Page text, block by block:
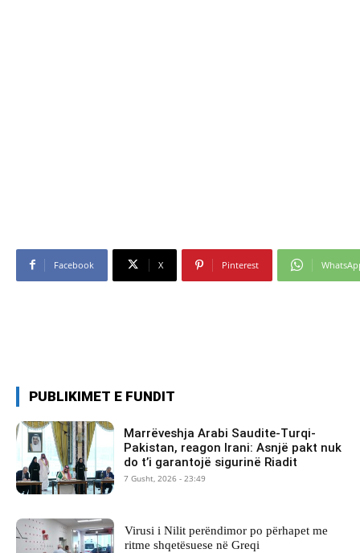
Facebook X Pinterest
PUBLIKIMET E FUNDIT
Marrëveshja Arabi Saudite-Turqi-
Pakistan, reagon Irani: Asnjë pakt nuk
do t’i garantojë sigurinë Riadit
7 Gusht, 2026 - 23:49
Virusi i Nilit perëndimor po përhapet me
ritme shqetësuese në Greqi